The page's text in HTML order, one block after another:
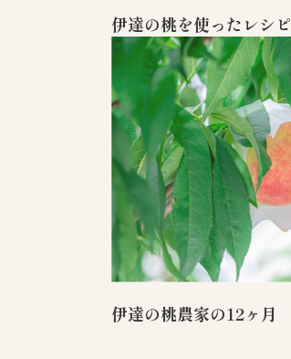
伊達の桃を使ったレシピ
伊達の桃農家の12ヶ月